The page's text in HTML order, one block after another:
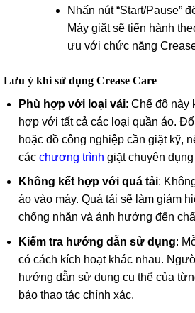
Nhấn nút “Start/Pause”
Máy giặt sẽ tiến hành
ưu với chức năng
Lưu ý khi sử dụng Crease Care
Phù hợp với loại vải: Chế độ này
hợp với tất cả các loại quần áo.
hoặc đồ công nghiệp cần giặt kỹ,
các chương trình giặt chuyên
Không kết hợp với quá tải:
áo vào máy. Quá tải sẽ làm giảm
chống nhăn và ảnh hưởng đến
Kiểm tra hướng dẫn sử dụng:
có cách kích hoạt khác nhau.
hướng dẫn sử dụng cụ thể của
bảo thao tác chính xác.